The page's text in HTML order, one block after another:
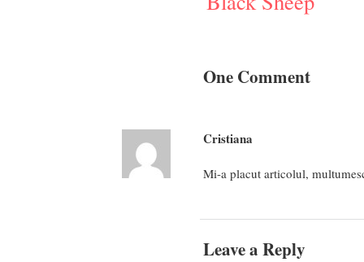
One Comment
Cristiana
Mi-a placut articolul,
Leave a Reply